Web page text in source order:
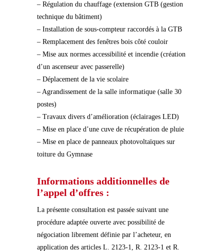
– Régulation du chauffage (extension GTB (gestion
technique du bâtiment)
– Installation de sous-compteur raccordés à la GTB
– Remplacement des fenêtres bois côté couloir
– Mise aux normes accessibilité et incendie (création
d’un ascenseur avec passerelle)
– Déplacement de la vie scolaire
– Agrandissement de la salle informatique (salle 30
postes)
– Travaux divers d’amélioration (éclairages LED)
– Mise en place d’une cuve de récupération de pluie
– Mise en place de panneaux photovoltaïques sur
toiture du Gymnase
Informations additionnelles de
l’appel d’offres :
La présente consultation est passée suivant une
procédure adaptée ouverte avec possibilité de
négociation librement définie par l’acheteur, en
application des articles L. 2123-1, R. 2123-1 et R.